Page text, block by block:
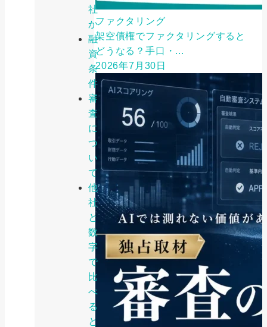
社
か
融
資
条
件
審
査
に
つ
い
て
他
社
と
数
字
で
比
べ
る
と
ファクタリング
架空債権でファクタリングすると
どうなる？手口・...
2026年7月30日